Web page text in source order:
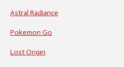
Astral Radiance
Pokemon Go
Lost Origin